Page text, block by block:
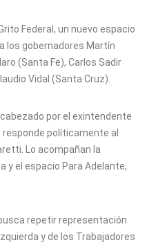
Federal, un nuevo espacio
los gobernadores Martín
(Santa Fe), Carlos Sadir
Vidal (Santa Cruz).
por el exintendente
políticamente al
Lo acompañan la
y el espacio Para Adelante,
repetir representación
y de los Trabajadores